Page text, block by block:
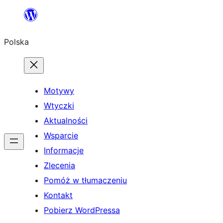
Przejdź
treści
Polska
Motywy
Wtyczki
Aktualności
Wsparcie
Informacje
Zlecenia
Pomóż w tłumaczeniu
Kontakt
Pobierz WordPressa